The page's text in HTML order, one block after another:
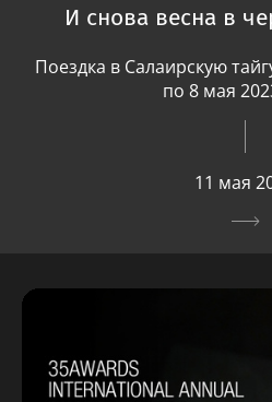
И снова весна в
Поездка в Салаирскую
по 8 мая
11 мая